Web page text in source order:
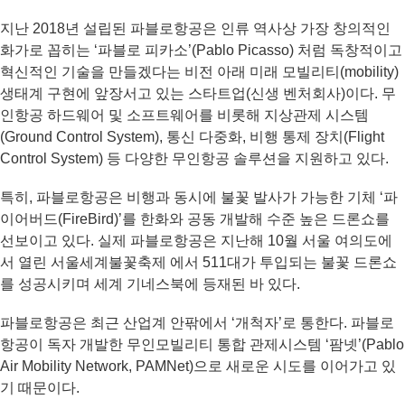
지난 2018년 설립된 파블로항공은 인류 역사상 가장 창의적인
화가로 꼽히는 ‘파블로 피카소’(Pablo Picasso) 처럼 독창적이고
혁신적인 기술을 만들겠다는 비전 아래 미래 모빌리티(mobility)
생태계 구현에 앞장서고 있는 스타트업(신생 벤처회사)이다. 무
인항공 하드웨어 및 소프트웨어를 비롯해 지상관제 시스템
(Ground Control System), 통신 다중화, 비행 통제 장치(Flight
Control System) 등 다양한 무인항공 솔루션을 지원하고 있다.
특히, 파블로항공은 비행과 동시에 불꽃 발사가 가능한 기체 ‘파
이어버드(FireBird)’를 한화와 공동 개발해 수준 높은 드론쇼를
선보이고 있다. 실제 파블로항공은 지난해 10월 서울 여의도에
서 열린 서울세계불꽃축제 에서 511대가 투입되는 불꽃 드론쇼
를 성공시키며 세계 기네스북에 등재된 바 있다.
파블로항공은 최근 산업계 안팎에서 ‘개척자’로 통한다. 파블로
항공이 독자 개발한 무인모빌리티 통합 관제시스템 ‘팜넷’(Pablo
Air Mobility Network, PAMNet)으로 새로운 시도를 이어가고 있
기 때문이다.